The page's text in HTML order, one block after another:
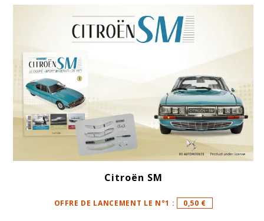
Citroën SM
OFFRE DE LANCEMENT LE N°1 : 0,50 €